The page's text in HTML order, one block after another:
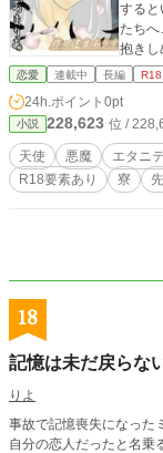
すると
たち
抱き
恋愛 連載中 長編 R18
24h.ポイント 0pt
小説 228,623 位 /
天使 悪魔 エタニ
R18要素あり
寮
18
記憶は未だ戻らな
りよ
事故で記憶喪失になった
自分の恋人だったと名